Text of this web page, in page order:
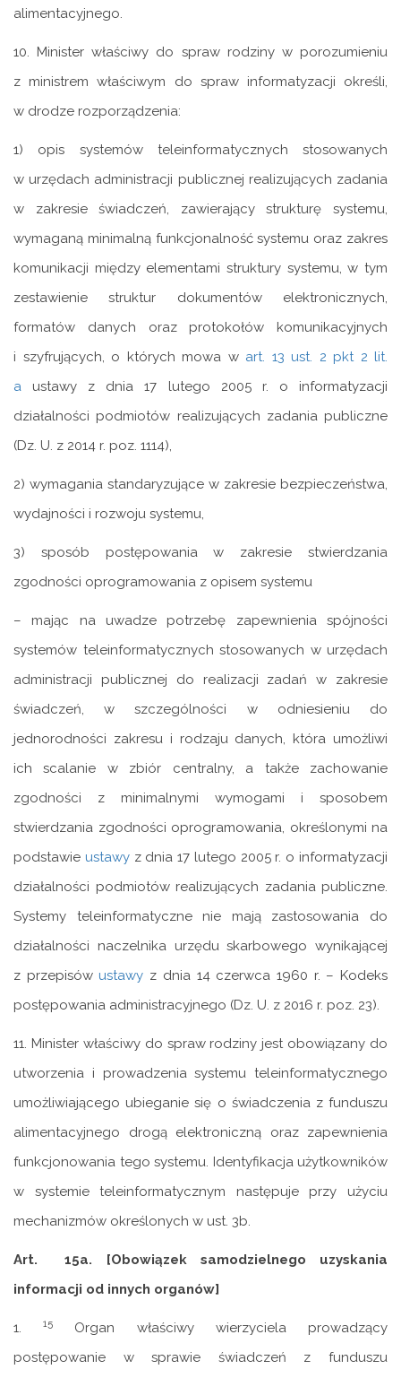
alimentacyjnego.
10. Minister właściwy do spraw rodziny w porozumieniu
z ministrem właściwym do spraw informatyzacji określi,
w drodze rozporządzenia:
1) opis systemów teleinformatycznych stosowanych
w urzędach administracji publicznej realizujących zadania
w zakresie świadczeń, zawierający strukturę systemu,
wymaganą minimalną funkcjonalność systemu oraz zakres
komunikacji między elementami struktury systemu, w tym
zestawienie struktur dokumentów elektronicznych,
formatów danych oraz protokołów komunikacyjnych
i szyfrujących, o których mowa w art. 13 ust. 2 pkt 2 lit.
a ustawy z dnia 17 lutego 2005 r. o informatyzacji
działalności podmiotów realizujących zadania publiczne
(Dz. U. z 2014 r. poz. 1114),
2) wymagania standaryzujące w zakresie bezpieczeństwa,
wydajności i rozwoju systemu,
3) sposób postępowania w zakresie stwierdzania
zgodności oprogramowania z opisem systemu
– mając na uwadze potrzebę zapewnienia spójności
systemów teleinformatycznych stosowanych w urzędach
administracji publicznej do realizacji zadań w zakresie
świadczeń, w szczególności w odniesieniu do
jednorodności zakresu i rodzaju danych, która umożliwi
ich scalanie w zbiór centralny, a także zachowanie
zgodności z minimalnymi wymogami i sposobem
stwierdzania zgodności oprogramowania, określonymi na
podstawie ustawyz dnia 17 lutego 2005 r. o informatyzacji
działalności podmiotów realizujących zadania publiczne.
Systemy teleinformatyczne nie mają zastosowania do
działalności naczelnika urzędu skarbowego wynikającej
z przepisów ustawy z dnia 14 czerwca 1960 r. – Kodeks
postępowania administracyjnego (Dz. U. z 2016 r. poz. 23).
11. Minister właściwy do spraw rodziny jest obowiązany do
utworzenia i prowadzenia systemu teleinformatycznego
umożliwiającego ubieganie się o świadczenia z funduszu
alimentacyjnego drogą elektroniczną oraz zapewnienia
funkcjonowania tego systemu. Identyfikacja użytkowników
w systemie teleinformatycznym następuje przy użyciu
mechanizmów określonych w ust. 3b.
Art. 15a. [Obowiązek samodzielnego uzyskania
informacji od innych organów]
1.15
Organ właściwy wierzyciela prowadzący
postępowanie w sprawie świadczeń z funduszu